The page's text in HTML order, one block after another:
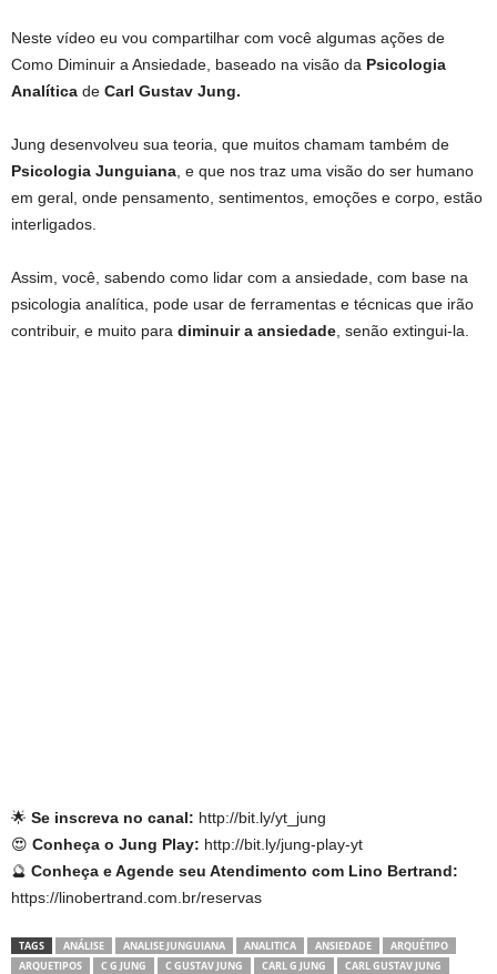
Neste vídeo eu vou compartilhar com você algumas ações de
Como Diminuir a Ansiedade, baseado na visão da Psicologia
Analítica de Carl Gustav Jung.
Jung desenvolveu sua teoria, que muitos chamam também de
Psicologia Junguiana , e que nos traz uma visão do ser humano
em geral, onde pensamento, sentimentos, emoções e corpo, estão
interligados.
Assim, você, sabendo como lidar com a ansiedade, com base na
psicologia analítica, pode usar de ferramentas e técnicas que irão
contribuir, e muito para diminuir a ansiedade , senão extingui-la.
🌟 Se inscreva no canal: http://bit.ly/yt_jung
😍 Conheça o Jung Play: http://bit.ly/jung-play-yt
🔮 Conheça e Agende seu Atendimento com Lino Bertrand:
https://linobertrand.com.br/reservas
TAGS ANÁLISE ANALISE JUNGUIANA ANALITICA ANSIEDADE
ARQUÉTIPO
ARQUETIPOS
C G JUNG C GUSTAV JUNG CARL G JUNG
CARL GUSTAV JUNG